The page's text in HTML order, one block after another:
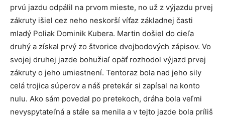
prvú jazdu odpálil na prvom mieste, no už z výjazdu prvej
zákruty išiel cez neho neskorší víťaz základnej časti
mladý Poliak Dominik Kubera. Martin došiel do cieľa
druhý a získal prvý zo štvorice dvojbodových zápisov. Vo
svojej druhej jazde bohužiaľ opäť rozhodol výjazd prvej
zákruty o jeho umiestnení. Tentoraz bola nad jeho sily
celá trojica súperov a náš pretekár si zapísal na konto
nulu. Ako sám povedal po pretekoch, dráha bola veľmi
nevyspytateľná a stále sa menila a v tejto jazde bola príliš